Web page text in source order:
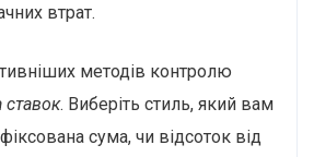
втрат.
методів контролю
ставок. Виберіть стиль, який вам
сума, чи відсоток від